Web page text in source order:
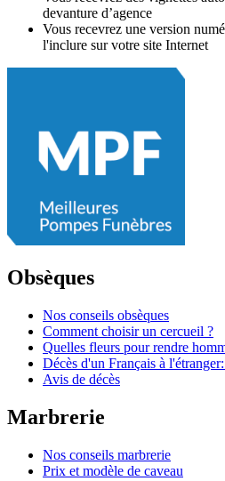
devanture d’agence
Vous recevrez une version
l'inclure sur votre site Internet
Obsèques
Nos conseils obsèques
Comment choisir un cercueil ?
Quelles fleurs pour rendre
Décès d'un Français à
Avis de décès
Marbrerie
Nos conseils marbrerie
Prix et modèle de caveau